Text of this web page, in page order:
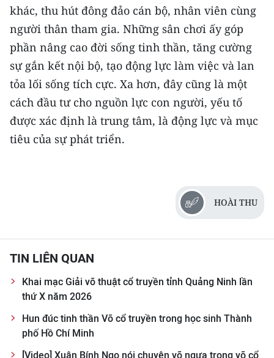
khác, thu hút đông đảo cán bộ, nhân viên cùng
người thân tham gia. Những sân chơi ấy góp
phần nâng cao đời sống tinh thần, tăng cường
sự gắn kết nội bộ, tạo động lực làm việc và lan
tỏa lối sống tích cực. Xa hơn, đây cũng là một
cách đầu tư cho nguồn lực con người, yếu tố
được xác định là trung tâm, là động lực và mục
tiêu của sự phát triển.
HOÀI THU
TIN LIÊN QUAN
Khai mạc Giải võ thuật cổ truyền tỉnh Quảng Ninh lần
thứ X năm 2026
Hun đúc tinh thần Võ cổ truyền trong học sinh Thành
phố Hồ Chí Minh
[Video] Xuân Bính Ngọ nói chuyện võ ngựa trong võ cổ